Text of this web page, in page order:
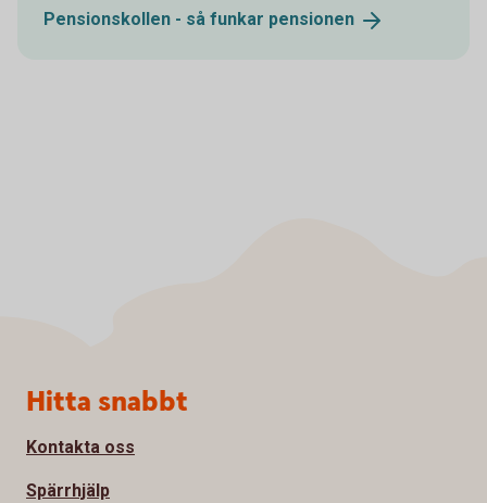
Pensionskollen - så funkar pensionen
Sidfot
Hitta snabbt
Kontakta oss
Spärrhjälp